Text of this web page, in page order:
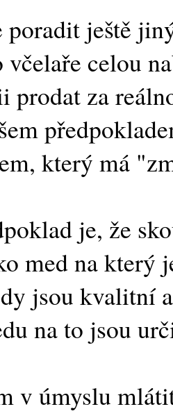
ještě
včelaře celou
prodat za
který má
je, že
med na který
jsou kvalitní
na to jsou
v úmyslu